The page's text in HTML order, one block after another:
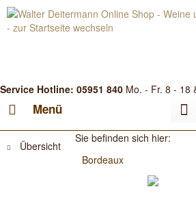
Service Hotline: 05951 840 Mo. - Fr. 8 - 18
Menü
Übersicht
Sie befinden sich hier:
Bordeaux